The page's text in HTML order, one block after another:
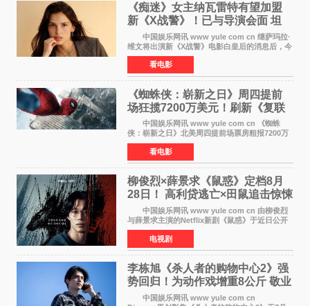
《痴迷》女主纳瓦雷特有望加盟
新《X战警》！已与导演会面 坦
言“魔形女一直很酷”
中国娱乐网讯 www yule com cn 继萨玛拉·
维文将出演新《X战警》电影白皇后的消息后，今
年暑期档大热恐怖片《痴迷》女主角印达·纳瓦雷
特也有望加盟这部备受瞩目的漫威新作——目前
还处于有
看电影
《蜘蛛侠：崭新之日》周四提前
场狂揽7200万美元！刷新《复联
4》保持影史纪录
中国娱乐网讯 www yule com cn 《蜘蛛
侠：崭新之日》北美周四提前场票房粗报7200万
美元，创下影史单片北美提前场票房新纪录——
此前该纪录由《复仇者联盟4：终局之战》的6000
万美元保持，本
看电影
柳俊烈×薛景求《鼠惑》定档8月
28日！ 高利贷逃亡×田鼠追击惊悚
来袭
中国娱乐网讯 www yule com cn 由柳俊烈
与薛景求主演的Netflix新剧《鼠惑》于近日公开
主海报，正式定档8月28日上线。 海报中，柳
俊烈与薛景求背对背站立，各自朝向相反方向，
幽暗的色调与
电视剧
李栋旭《杀人者的购物中心2》强
势回归！为动作戏增重8公斤 敬业
获赞
中国娱乐网讯 www yule com cn